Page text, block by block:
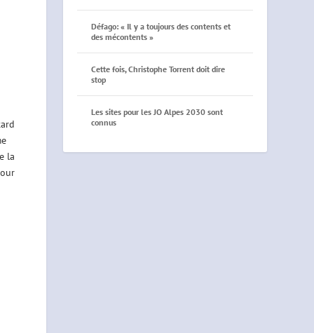
la
Défago: « Il y a toujours des contents et
des mécontents »
Cette fois, Christophe Torrent doit dire
stop
Les sites pour les JO Alpes 2030 sont
connus